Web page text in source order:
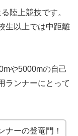
陸上競技です。
生以上では中距離
や5000mの自己
ランナーにとって
ナーの登竜門！